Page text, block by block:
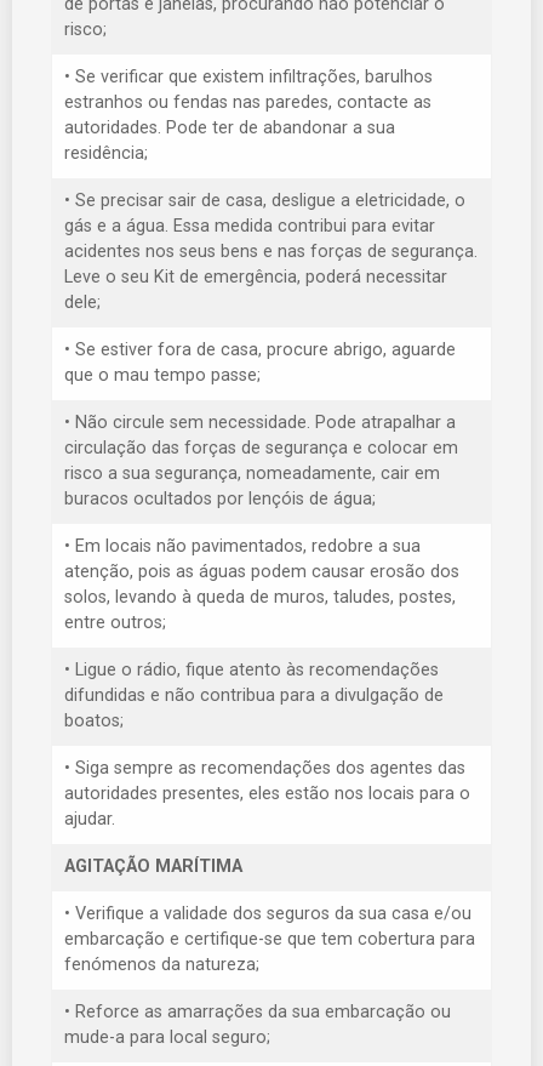
de portas e janelas, procurando não potenciar o
risco;
• Se verificar que existem infiltrações, barulhos
estranhos ou fendas nas paredes, contacte as
autoridades. Pode ter de abandonar a sua
residência;
• Se precisar sair de casa, desligue a eletricidade, o
gás e a água. Essa medida contribui para evitar
acidentes nos seus bens e nas forças de segurança.
Leve o seu Kit de emergência, poderá necessitar
dele;
• Se estiver fora de casa, procure abrigo, aguarde
que o mau tempo passe;
• Não circule sem necessidade. Pode atrapalhar a
circulação das forças de segurança e colocar em
risco a sua segurança, nomeadamente, cair em
buracos ocultados por lençóis de água;
• Em locais não pavimentados, redobre a sua
atenção, pois as águas podem causar erosão dos
solos, levando à queda de muros, taludes, postes,
entre outros;
• Ligue o rádio, fique atento às recomendações
difundidas e não contribua para a divulgação de
boatos;
• Siga sempre as recomendações dos agentes das
autoridades presentes, eles estão nos locais para o
ajudar.
AGITAÇÃO MARÍTIMA
• Verifique a validade dos seguros da sua casa e/ou
embarcação e certifique-se que tem cobertura para
fenómenos da natureza;
• Reforce as amarrações da sua embarcação ou
mude-a para local seguro;